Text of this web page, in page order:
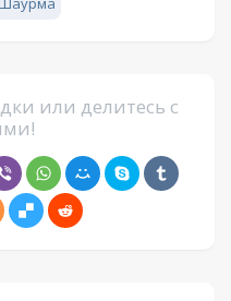
или делитесь с